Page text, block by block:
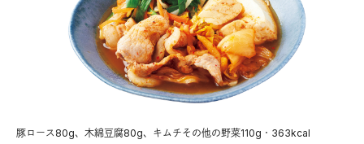
豚ロース80g、木綿豆腐80g、キムチその他の野菜110g・363kcal